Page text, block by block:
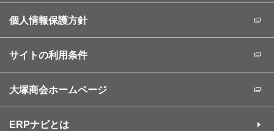
個人情報保護方針
サイトの利用条件
大塚商会ホームページ
ERPナビとは